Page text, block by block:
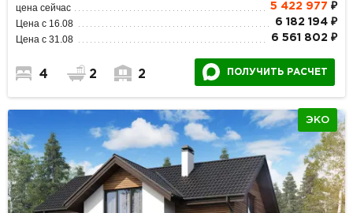
цена сейчас 5 422 977 ₽
Цена с 16.08 6 182 194 ₽
Цена с 31.08 6 561 802 ₽
4 2 2 ПОЛУЧИТЬ РАСЧЕТ
ЭКО